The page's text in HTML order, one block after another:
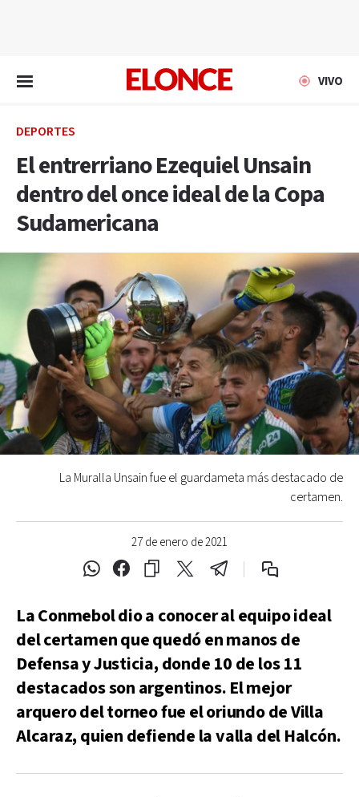
VIVO
DEPORTES
El entrerriano Ezequiel Unsain
dentro del once ideal de la Copa
Sudamericana
27 de enero de 2021
La Muralla Unsain fue el guardameta más destacado de
certamen.
La Conmebol dio a conocer al equipo ideal
del certamen que quedó en manos de
Defensa y Justicia, donde 10 de los 11
destacados son argentinos. El mejor
arquero del torneo fue el oriundo de Villa
Alcaraz, quien defiende la valla del Halcón.